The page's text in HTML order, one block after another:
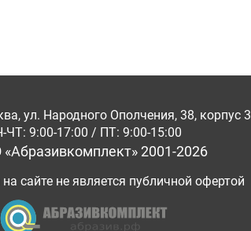
ул. Народного Ополчения, 38, корпус 3
ЧТ: 9:00-17:00 / ПТ: 9:00-15:00
2001-2026
сайте не является публичной офертой